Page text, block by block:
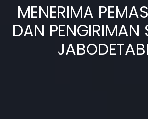
MENERIMA
DAN PENGIRIMAN